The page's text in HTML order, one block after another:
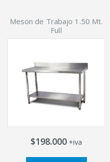
Meson de Trabajo 1.50 Mt.
Full
$198.000 +iva